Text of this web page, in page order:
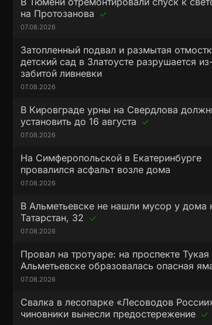
на Протозанова
07.08.2026
Затопленный подвал и размытая
детский сад в Златоусте разрушается
забитой ливневки
07.08.2026
В Кировграде урны на Свердлова
установить до 16 августа
07.08.2026
На Симферопольской в Екатеринбурге
провалился асфальт возле дома
07.08.2026
В Альметьевске не нашли мусор у дома
Татарстан, 32
07.08.2026
Провал на тротуаре: на проспекте Тукая
Альметьевске образовалась опасная
07.08.2026
Свалка в лесопарке «Лесоводов
чиновники вынесли предостережение